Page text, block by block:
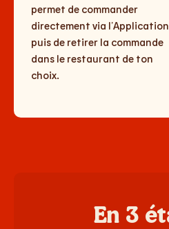
permet de commander
directement via l’Application
puis de retirer la commande
dans le restaurant de ton
choix.
En 3